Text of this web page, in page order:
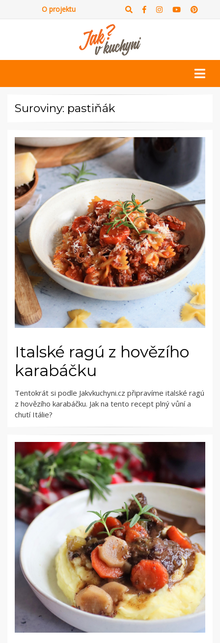
O projektu
Suroviny: pastiňák
Italské ragú z hovězího
karabáčku
Tentokrát si podle Jakvkuchyni.cz připravíme italské ragú
z hovězího karabáčku. Jak na tento recept plný vůní a
chutí Itálie?